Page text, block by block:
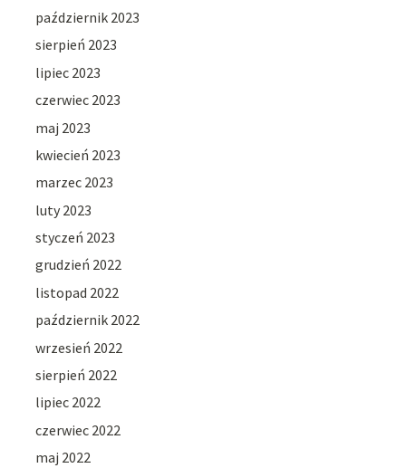
październik 2023
sierpień 2023
lipiec 2023
czerwiec 2023
maj 2023
kwiecień 2023
marzec 2023
luty 2023
styczeń 2023
grudzień 2022
listopad 2022
październik 2022
wrzesień 2022
sierpień 2022
lipiec 2022
czerwiec 2022
maj 2022